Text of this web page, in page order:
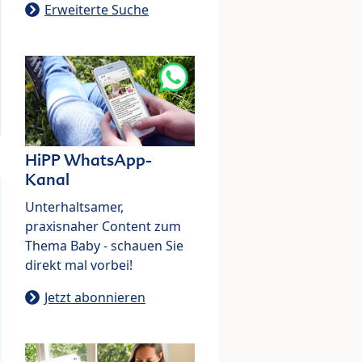
Erweiterte Suche
HiPP WhatsApp-
Kanal
Unterhaltsamer,
praxisnaher Content zum
Thema Baby - schauen Sie
direkt mal vorbei!
Jetzt abonnieren